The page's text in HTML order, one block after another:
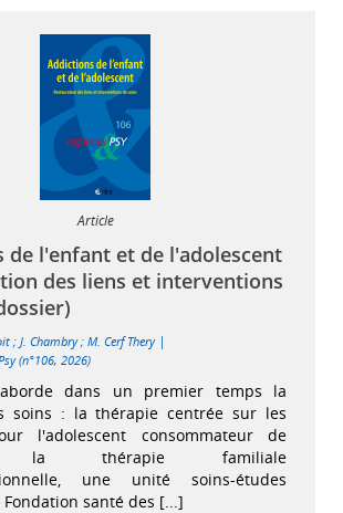
Article
de l'enfant et de l'adolescent
des liens et interventions
; J. Chambry; M. Cerf Thery |
(n°106, 2026)
dans un premier temps la
soins : la thérapie centrée sur les
l'adolescent consommateur de
la thérapie familiale
une unité soins-études
santé des [...]